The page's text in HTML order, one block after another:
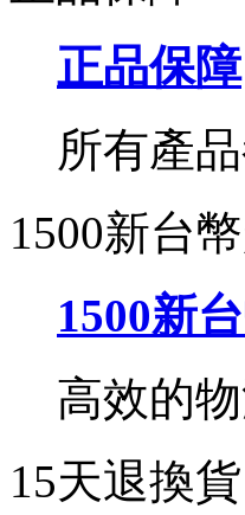
正品保障
所有產
1500新台
1500新
高效的
15天退換貨